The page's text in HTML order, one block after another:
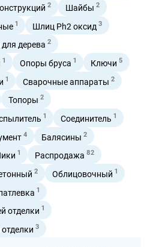
2 Шайбы 2
1 Шлиц Ph2 оксид 3
дерева 2
1 Опоры бруса 1 Ключи 5
1 Сварочные аппараты 2
Топоры 2
1 Соединитель 1
4 Балясины 2
1 Распродажа 82
2 Облицовочный 1
1
отделки 1
3